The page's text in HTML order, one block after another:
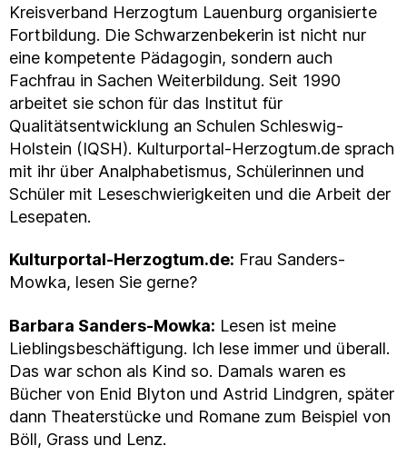
Kreisverband Herzogtum Lauenburg organisierte
Fortbildung. Die Schwarzenbekerin ist nicht nur
eine kompetente Pädagogin, sondern auch
Fachfrau in Sachen Weiterbildung. Seit 1990
arbeitet sie schon für das Institut für
Qualitätsentwicklung an Schulen Schleswig-
Holstein (IQSH). Kulturportal-Herzogtum.de sprach
mit ihr über Analphabetismus, Schülerinnen und
Schüler mit Leseschwierigkeiten und die Arbeit der
Lesepaten.
Kulturportal-Herzogtum.de: Frau Sanders-
Mowka, lesen Sie gerne?
Barbara Sanders-Mowka: Lesen ist meine
Lieblingsbeschäftigung. Ich lese immer und überall.
Das war schon als Kind so. Damals waren es
Bücher von Enid Blyton und Astrid Lindgren, später
dann Theaterstücke und Romane zum Beispiel von
Böll, Grass und Lenz.